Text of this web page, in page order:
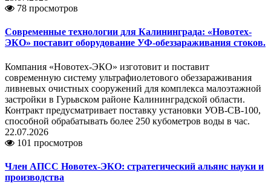
78 просмотров
Современные технологии для Калининграда: «Новотех-
ЭКО» поставит оборудование УФ-обеззараживания стоков.
Компания «Новотех-ЭКО» изготовит и поставит
современную систему ультрафиолетового обеззараживания
ливневых очистных сооружений для комплекса малоэтажной
застройки в Гурьвском районе Калининградской области.
Контракт предусматривает поставку установки УОВ-СВ-100,
способной обрабатывать более 250 кубометров воды в час.
22.07.2026
101 просмотров
Член АПСС Новотех-ЭКО: стратегический альянс науки и
производства